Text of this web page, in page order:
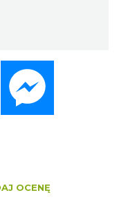
WhatsApp
OCENĘ